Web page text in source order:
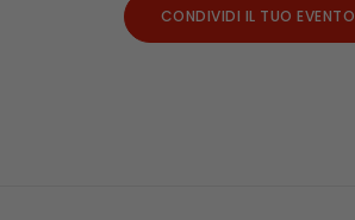
CONDIVIDI IL TUO EVENTO